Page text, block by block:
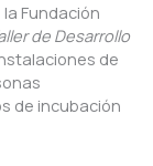
Fundación
de Desarrollo
de
de incubación